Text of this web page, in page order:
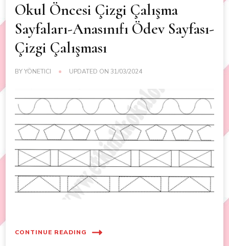
Okul Öncesi Çizgi Çalışma
Sayfaları-Anasınıfı Ödev Sayfası-
Çizgi Çalışması
BYYÖNETICI UPDATED ON 31/03/2024
CONTINUE READING